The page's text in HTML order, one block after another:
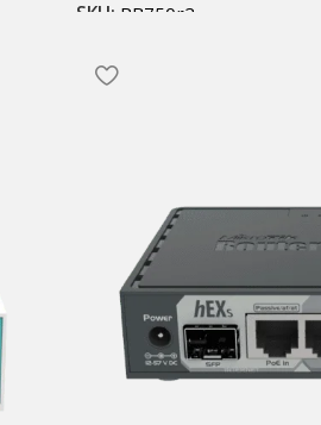
SKU: RB750r2